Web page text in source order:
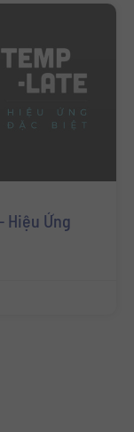
Hiệu Ứng